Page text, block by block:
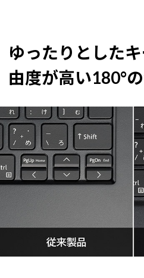
ゆったりとした
由度が高い180°